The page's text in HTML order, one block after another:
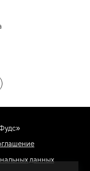
в Telegram
данных